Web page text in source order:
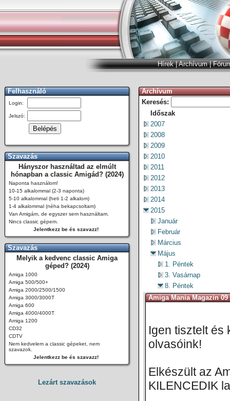
Hírek|Archívum|
Felhasználó
Login:
Jelszó:
Szavazás
Hányszor használtad az elmúlt
hónapban a classic Amigád? (2024)
Naponta használom!
10-15 alkalommal (2-3 naponta)
5-10 alkalommal (heti 1-2 alkalom)
1-4 alkalommal (néha bekapcsoltam)
Van Amigám, de egyszer sem használtam.
Nincs classic gépem.
Jelentkezz be és szavazz!
Szavazás
Melyik a kedvenc classic Amiga
géped? (2024)
Amiga 1000
Amiga 500/500+
Amiga 2000/2500/1500
Amiga 3000/3000T
Amiga 600
Amiga 4000/4000T
Amiga 1200
CD32
CDTV
Nem kedvelem a classic gépeket, nem
szavazok.
Jelentkezz be és szavazz!
Lezárt szavazások
Archívum
Keresés:
Időszak
2007
2008
2009
2010
2011
2012
2013
2014
2015
Január
Február
Március
Május
1. Péntek
3. Vasárnap
8. Péntek
Amiga Mania Magazin
Igen tisztelt és
olvasóink!
Elkészült az
KILENCEDIK